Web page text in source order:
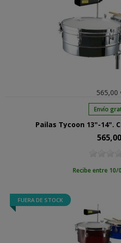
565,00
Envío
Pailas Tycoon 13"-14".
Precio
Recibe entre 10/
FUERA DE STOCK